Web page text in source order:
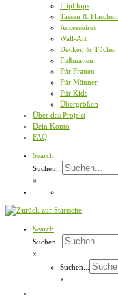
FlipFlops
Tassen & Flaschen
Accessoires
Wall-Art
Decken & Tücher
Fußmatten
Für Frauen
Für Männer
Für Kids
Übergrößen
Über das Projekt
Dein Konto
FAQ
Search
Suchen...
×
Search
Suchen...
×
Suchen...
×